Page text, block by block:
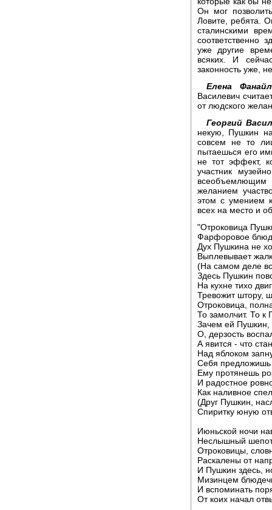
Он мог
Ловите, ребята.
сталинскими
соответственно
уже другие
всяких. И
законность уже,
Елена
Василевич
от людского
Георгий
некую, Пушкин
совсем не то
пытаешься его
не тот эффект,
участник
желанием
этом с умением
всех на место и
"Отроковица
Фарфоровое
Дух Пушкина не
Выплевывает
(На самом деле
Здесь Пушкин
На кухне тихо
Тревожит штору,
Отроковица,
То замолчит. То к
Зачем ей Пушкин,
О, дерзость
А явится - что
Над яблоком
Себя
Ему протянешь
И радостное
Как наливное
(Друг Пушкин,
Спиритку юную
Июньской ночи
Неслышный
Отроковицы,
Раскалены от
И Пушкин здесь,
Мизинцем
И вспоминать
От коих начал